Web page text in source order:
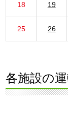
18 19
25 26
各施設の運